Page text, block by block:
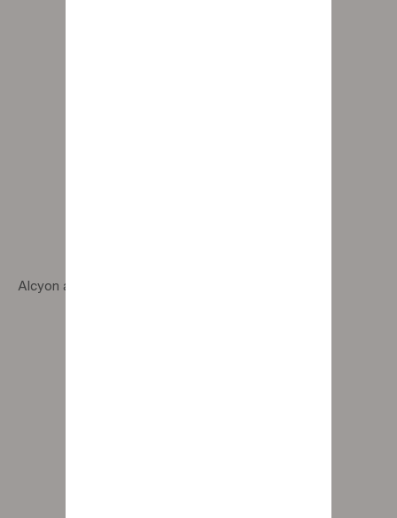
Alcyon armchair with smoked wooden legs